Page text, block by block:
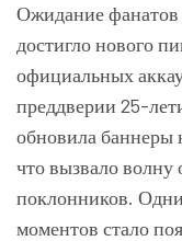
Ожидание фанатов
достигло нового
официальных
преддверии 25-
обновила
что вызвало
поклонников.
моментов стало